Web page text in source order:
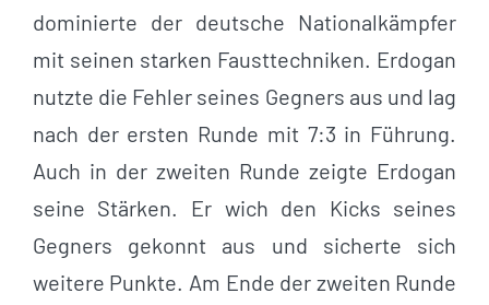
dominierte der deutsche Nationalkämpfer
mit seinen starken Fausttechniken. Erdogan
nutzte die Fehler seines Gegners aus und lag
nach der ersten Runde mit 7:3 in Führung.
Auch in der zweiten Runde zeigte Erdogan
seine Stärken. Er wich den Kicks seines
Gegners gekonnt aus und sicherte sich
weitere Punkte. Am Ende der zweiten Runde